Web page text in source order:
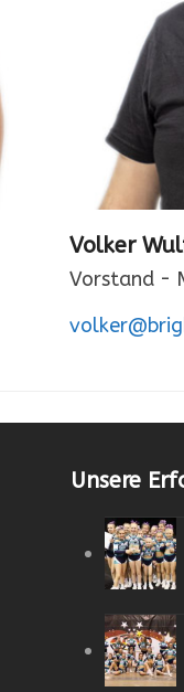
Volker
Vorstand -
Unsere